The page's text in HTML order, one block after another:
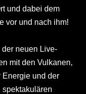
und dabei dem
vor und nach ihm!
neuen Live-
mit den Vulkanen,
Energie und der